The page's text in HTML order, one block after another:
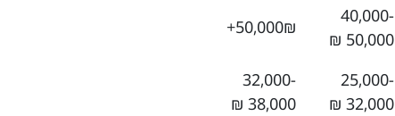
40,000-
50,000 ₪
50,000₪+
25,000-
32,000 ₪
32,000-
38,000 ₪